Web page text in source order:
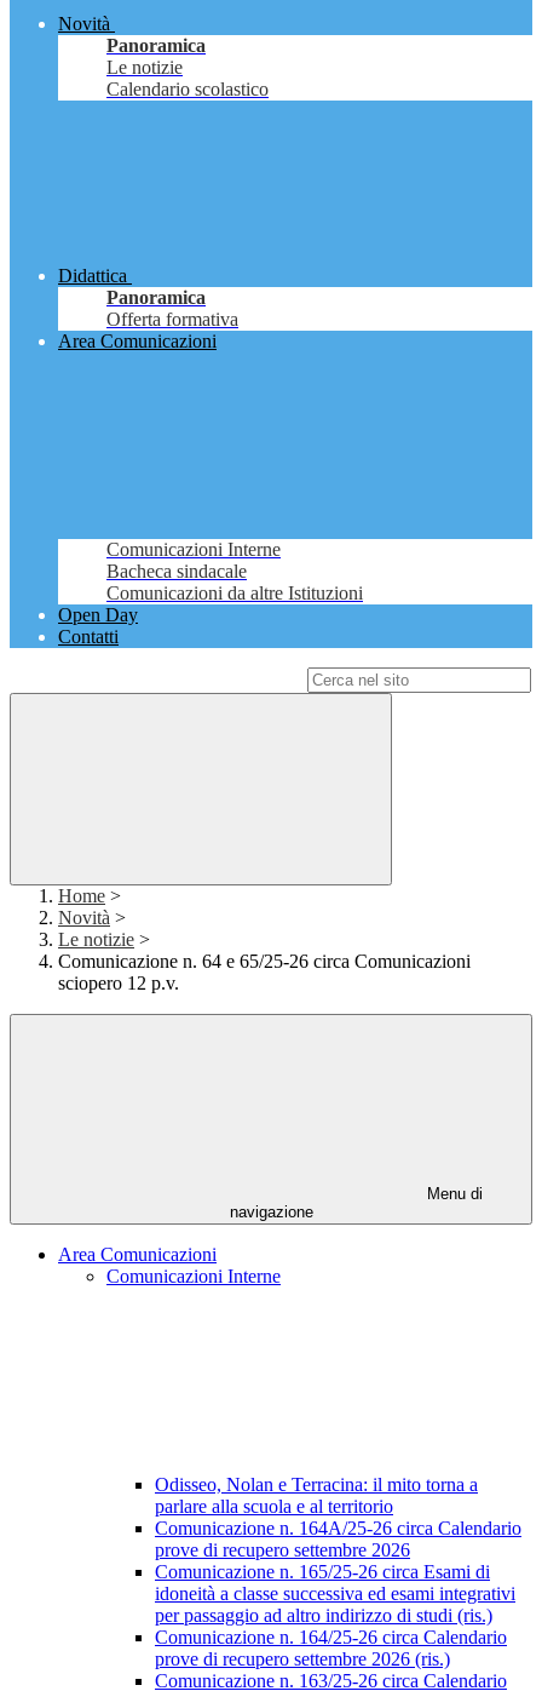
Novità
Panoramica
Le notizie
Calendario scolastico
Didattica
Panoramica
Offerta formativa
Area Comunicazioni
Comunicazioni Interne
Bacheca sindacale
Comunicazioni da altre Istituzioni
Open Day
Contatti
Home >
Novità >
Le notizie >
Comunicazione n. 64 e 65/25-26 circa Comunicazioni
sciopero 12 p.v.
Menu di
navigazione
Area Comunicazioni
Comunicazioni Interne
Odisseo, Nolan e Terracina: il mito torna a
parlare alla scuola e al territorio
Comunicazione n. 164A/25-26 circa Calendario
prove di recupero settembre 2026
Comunicazione n. 165/25-26 circa Esami di
idoneità a classe successiva ed esami integrativi
per passaggio ad altro indirizzo di studi (ris.)
Comunicazione n. 164/25-26 circa Calendario
prove di recupero settembre 2026 (ris.)
Comunicazione n. 163/25-26 circa Calendario